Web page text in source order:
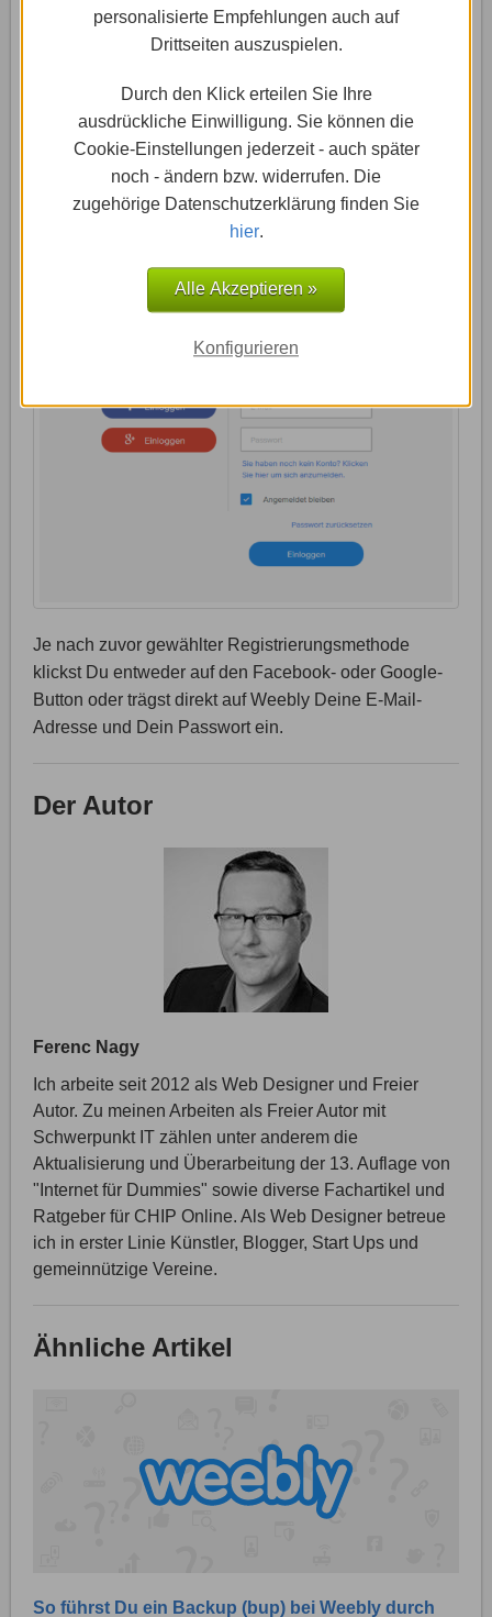
personalisierte Empfehlungen auch auf
Drittseiten auszuspielen.
Durch den Klick erteilen Sie Ihre
ausdrückliche Einwilligung. Sie können die
Cookie-Einstellungen jederzeit - auch später
noch - ändern bzw. widerrufen. Die
zugehörige Datenschutzerklärung finden Sie
hier.
Alle Akzeptieren »
Konfigurieren
Nach erfolgreicher Registrierung klickst Du für künftige
Logins auf „Anmelden“ in der oberen rechten Ecke der
Je nach zuvor gewählter Registrierungsmethode
klickst Du entweder auf den Facebook- oder Google-
Button oder trägst direkt auf Weebly Deine E-Mail-
Adresse und Dein Passwort ein.
Der Autor
Ferenc Nagy
Ich arbeite seit 2012 als Web Designer und Freier
Autor. Zu meinen Arbeiten als Freier Autor mit
Schwerpunkt IT zählen unter anderem die
Aktualisierung und Überarbeitung der 13. Auflage von
"Internet für Dummies" sowie diverse Fachartikel und
Ratgeber für CHIP Online. Als Web Designer betreue
ich in erster Linie Künstler, Blogger, Start Ups und
gemeinnützige Vereine.
Ähnliche Artikel
So führst Du ein Backup (bup) bei Weebly durch